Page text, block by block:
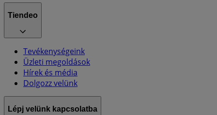
Tiendeo
Tevékenységeink
Üzleti megoldások
Hírek és média
Dolgozz velünk
Lépj velünk kapcsolatba